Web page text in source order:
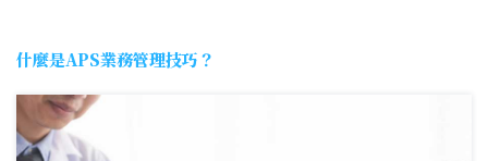
什麼是APS業務管理技巧？